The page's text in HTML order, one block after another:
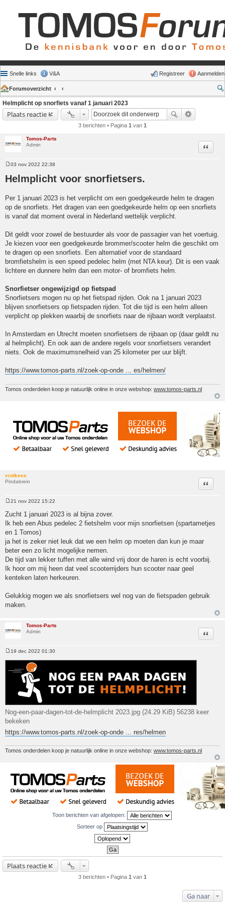
Snelle links V&A Aanmelden
Registreer
Forumoverzicht
Helmplicht op snorfiets vanaf 1 januari 2023
Plaats reactie
3 berichten • Pagina 1 van 1
Tomos-Parts
Admin
Citeer
03 nov 2022 22:38
Helmplicht voor snorfietsers.
Per 1 januari 2023 is het verplicht om een goedgekeurde helm te dragen
op de snorfiets. Het dragen van een goedgekeurde helm op een snorfiets
is vanaf dat moment overal in Nederland wettelijk verplicht.
Dit geldt voor zowel de bestuurder als voor de passagier van het voertuig.
Je kiezen voor een goedgekeurde brommer/scooter helm die geschikt om
te dragen op een snorfiets. Een alternatief voor de standaard
bromfietshelm is een speed pedelec helm (met NTA keur). Dit is een vaak
lichtere en dunnere helm dan een motor- of bromfiets helm.
Snorfietser ongewijzigd op fietspad
Snorfietsers mogen nu op het fietspad rijden. Ook na 1 januari 2023
blijven snorfietsers op fietspaden rijden. Tot die tijd is een helm alleen
verplicht op plekken waarbij de snorfiets naar de rijbaan wordt verplaatst.
In Amsterdam en Utrecht moeten snorfietsers de rijbaan op (daar geldt nu
al helmplicht). En ook aan de andere regels voor snorfietsers verandert
niets. Ook de maximumsnelheid van 25 kilometer per uur blijft.
https://www.tomos-parts.nl/zoek-op-onde ... es/helmen/
Tomos onderdelen koop je natuurlijk online in onze webshop: www.tomos-parts.nl
vrotkees
Pindabrein
Citeer
21 nov 2022 15:22
Zucht 1 januari 2023 is al bijna zover.
Ik heb een Abus pedelec 2 fietshelm voor mijn snorfietsen (spartametjes
en 1 Tomos)
ja het is zeker niet leuk dat we een helm op moeten dan kun je maar
beter een zo licht mogelijke nemen.
De tijd van lekker tuffen met alle wind vrij door de haren is echt voorbij.
Ik hoor om mij heen dat veel scooterrijders hun scooter naar geel
kenteken laten herkeuren.
Gelukkig mogen we als snorfietsers wel nog van de fietspaden gebruik
maken.
Tomos-Parts
Admin
Citeer
19 dec 2022 01:30
Nog-een-paar-dagen-tot-de-helmplicht 2023.jpg (24.29 KiB) 56238 keer
bekeken
https://www.tomos-parts.nl/zoek-op-onde ... res/helmen
Tomos onderdelen koop je natuurlijk online in onze webshop: www.tomos-parts.nl
Toon berichten van afgelopen:
Sorteer op
Plaats reactie
3 berichten • Pagina 1 van 1
Ga naar